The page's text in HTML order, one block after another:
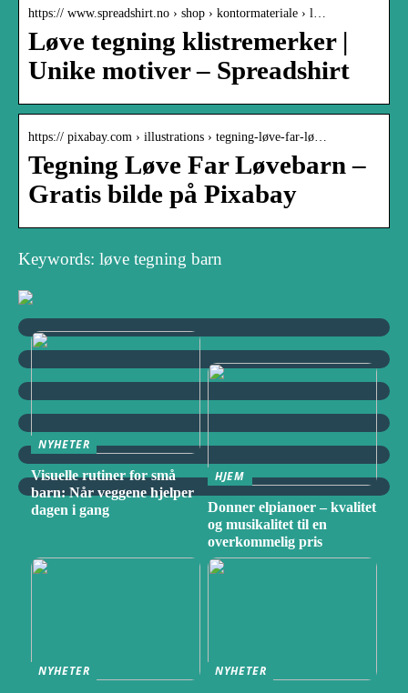
https:// www.spreadshirt.no › shop › kontormateriale › l…
Løve tegning klistremerker |
Unike motiver – Spreadshirt
https:// pixabay.com › illustrations › tegning-løve-far-lø…
Tegning Løve Far Løvebarn –
Gratis bilde på Pixabay
Keywords: løve tegning barn
NYHETER
Visuelle rutiner for små
barn: Når veggene hjelper
dagen i gang
HJEM
Donner elpianoer – kvalitet
og musikalitet til en
overkommelig pris
NYHETER NYHETER